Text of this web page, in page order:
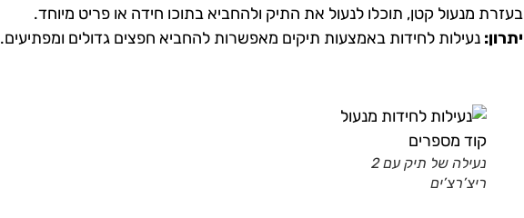
בעזרת מנעול קטן, תוכלו לנעול את התיק ולהחביא בתוכו חידה או פריט מיוחד.
יתרון: נעילות לחידות באמצעות תיקים מאפשרות להחביא חפצים גדולים ומפתיעים.
נעילה של תיק עם 2
ריצ’רצ’ים